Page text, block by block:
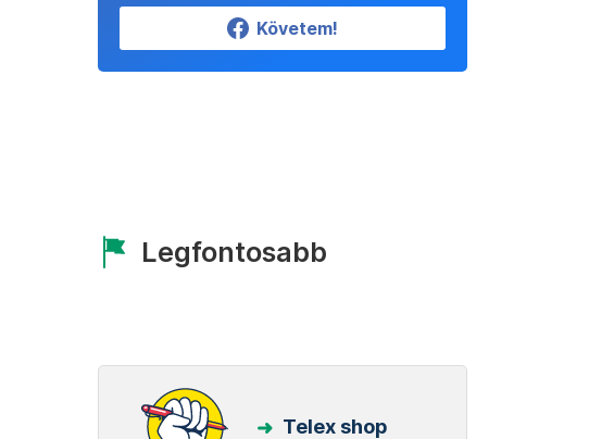
Követem!
Legfontosabb
Telex shop